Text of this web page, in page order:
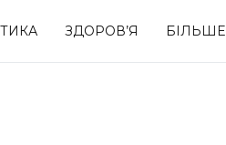
ЗДОРОВ’Я БІЛЬШЕ